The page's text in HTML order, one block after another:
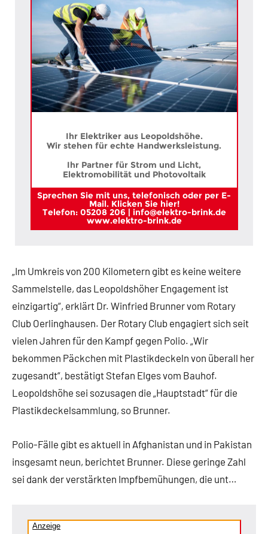
Ihr Elektriker aus Leopoldshöhe.
Wir stehen für echte Handwerksleistung.
Ihr Partner für Strom und Licht,
Elektromobilität und Photovoltaik
Sprechen Sie mit uns, telefonisch oder per E-
Mail. Klicken Sie hier!
Telefon: 05208 206 | info@elektro-brink.de
www.elektro-brink.de
„Im Umkreis von 200 Kilometern gibt es keine weitere
Sammelstelle, das Leopoldshöher Engagement ist
einzigartig“, erklärt Dr. Winfried Brunner vom Rotary
Club Oerlinghausen. Der Rotary Club engagiert sich seit
vielen Jahren für den Kampf gegen Polio. „Wir
bekommen Päckchen mit Plastikdeckeln von überall her
zugesandt“, bestätigt Stefan Elges vom Bauhof.
Leopoldshöhe sei sozusagen die „Hauptstadt“ für die
Plastikdeckelsammlung, so Brunner.
Polio-Fälle gibt es aktuell in Afghanistan und in Pakistan
insgesamt neun, berichtet Brunner. Diese geringe Zahl
sei dank der verstärkten Impfbemühungen, die unt…
Anzeige